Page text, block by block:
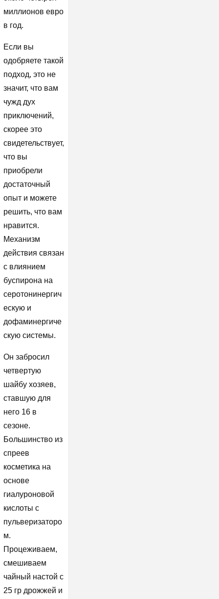
миллионов евро
в год.
Если вы
одобряете такой
подход, это не
значит, что вам
чужд дух
приключений,
скорее это
свидетельствует,
что вы
приобрели
достаточный
опыт и можете
решить, что вам
нравится.
Механизм
действия связан
с влиянием
буспирона на
серотонинергич
ескую и
дофаминергиче
скую системы.
Он забросил
четвертую
шайбу хозяев,
ставшую для
него 16 в
сезоне.
Большинство из
спреев
косметика на
основе
гиалуроновой
кислоты с
пульверизаторо
м.
Процеживаем,
смешиваем
чайный настой с
25 гр дрожжей и